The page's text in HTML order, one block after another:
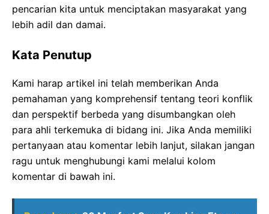
pencarian kita untuk menciptakan masyarakat yang
lebih adil dan damai.
Kata Penutup
Kami harap artikel ini telah memberikan Anda
pemahaman yang komprehensif tentang teori konflik
dan perspektif berbeda yang disumbangkan oleh
para ahli terkemuka di bidang ini. Jika Anda memiliki
pertanyaan atau komentar lebih lanjut, silakan jangan
ragu untuk menghubungi kami melalui kolom
komentar di bawah ini.